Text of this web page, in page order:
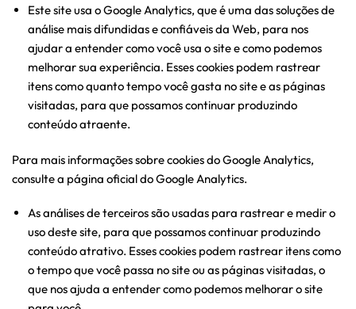
Este site usa o Google Analytics, que é uma das soluções de
análise mais difundidas e confiáveis ​​da Web, para nos
ajudar a entender como você usa o site e como podemos
melhorar sua experiência. Esses cookies podem rastrear
itens como quanto tempo você gasta no site e as páginas
visitadas, para que possamos continuar produzindo
conteúdo atraente.
Para mais informações sobre cookies do Google Analytics,
consulte a página oficial do Google Analytics.
As análises de terceiros são usadas para rastrear e medir o
uso deste site, para que possamos continuar produzindo
conteúdo atrativo. Esses cookies podem rastrear itens como
o tempo que você passa no site ou as páginas visitadas, o
que nos ajuda a entender como podemos melhorar o site